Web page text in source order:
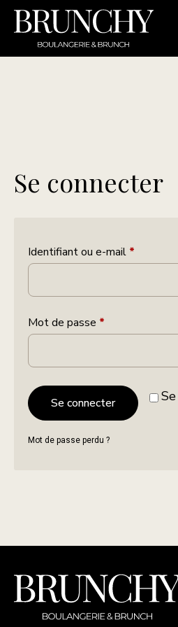
Se connecter
Identifiant ou e-mail *
Mot de passe *
Se connecter
Mot de passe perdu ?